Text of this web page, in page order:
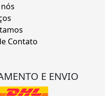
Contato
E ENVIO